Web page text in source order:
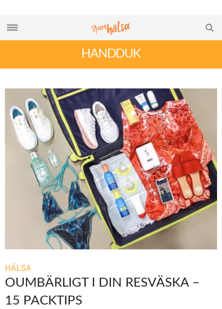
HANDDUK
HÄLSA
OUMBÄRLIGT I DIN RESVÄSKA –
15 PACKTIPS